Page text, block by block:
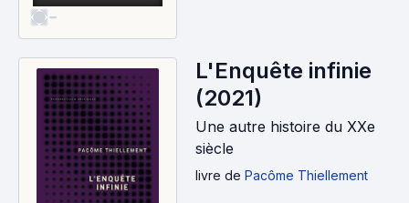
-
L'Enquête infinie
(2021)
Une autre histoire du XXe
siècle
livre de Pacôme Thiellement